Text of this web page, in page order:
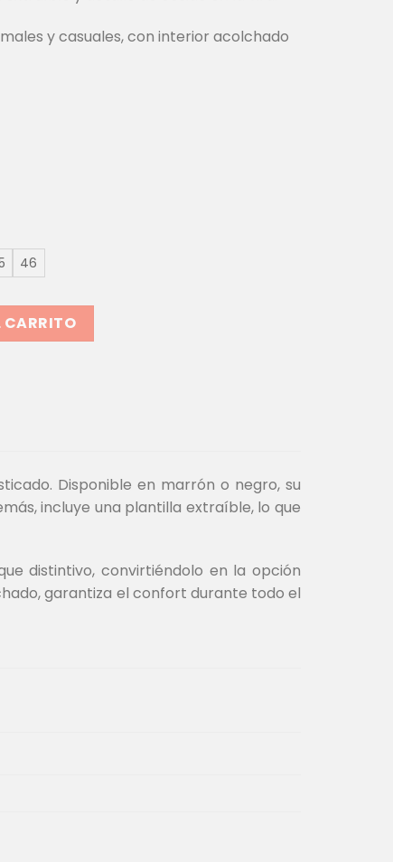
y casuales, con interior acolchado
46
F2054 | ESTILO CLÁSICO Y VERSÁTIL EN MARRÓN O
CARRITO
Disponible en marrón o negro, su
incluye una plantilla extraíble, lo que
distintivo, convirtiéndolo en la opción
garantiza el confort durante todo el